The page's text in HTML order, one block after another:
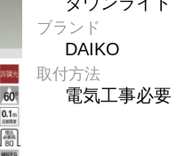
ブランド
DAIKO
取付方法
電気工事必要